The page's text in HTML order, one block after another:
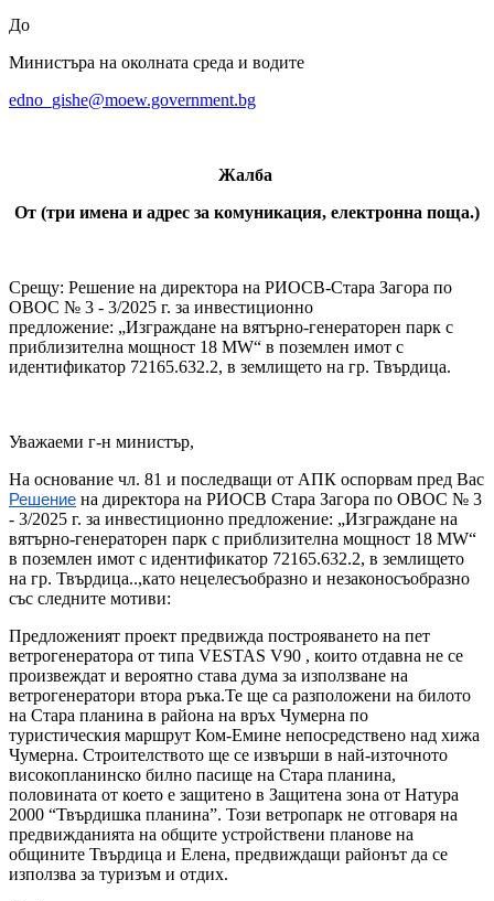
До
Министъра на околната среда и водите
edno_gishe@moew.government.bg
Жалба
От (три имена и адрес за комуникация, електронна поща.)
Срещу: Решение на директора на РИОСВ-Стара Загора по
ОВОС № 3 - 3/2025 г. за инвестиционно
предложение: „Изграждане на вятърно-генераторен парк с
приблизителна мощност 18 MW“ в поземлен имот с
идентификатор 72165.632.2, в землището на гр. Твърдица.
Уважаеми г-н министър,
На основание чл. 81 и последващи от АПК оспорвам пред Вас
Решение на директора на РИОСВ Стара Загора по ОВОС № 3
- 3/2025 г. за инвестиционно предложение: „Изграждане на
вятърно-генераторен парк с приблизителна мощност 18 MW“
в поземлен имот с идентификатор 72165.632.2, в землището
на гр. Твърдица..,като нецелесъобразно и незаконосъобразно
със следните мотиви:
Предложеният проект предвижда построяването на пет
ветрогенератора от типа VESTAS V90 , които отдавна не се
произвеждат и вероятно става дума за използване на
ветрогенератори втора ръка.Те ще са разположени на билото
на Стара планина в района на връх Чумерна по
туристическия маршрут Ком-Емине непосредствено над хижа
Чумерна. Строителството ще се извърши в най-източното
високопланинско билно пасище на Стара планина,
половината от което е защитено в Защитена зона от Натура
2000 “Твърдишка планина”. Този ветропарк не отговаря на
предвижданията на общите устройствени планове на
общините Твърдица и Елена, предвиждащи районът да се
използва за туризъм и отдих.